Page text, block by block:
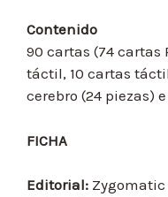
Contenido
90 cartas (74 cartas
táctil, 10 cartas
cerebro (24 piezas)
FICHA
Editorial: Zygomatic